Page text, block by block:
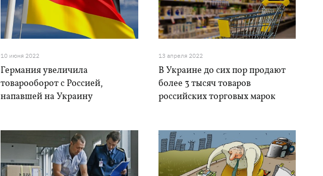
10 июня 2022
Германия увеличила
товарооборот с Россией,
напавшей на Украину
13 апреля 2022
В Украине до сих пор продают
более 3 тысяч товаров
российских торговых марок